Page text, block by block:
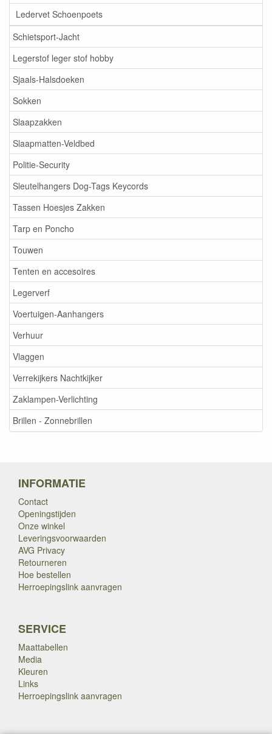
Ledervet Schoenpoets
Schietsport-Jacht
Legerstof leger stof hobby
Sjaals-Halsdoeken
Sokken
Slaapzakken
Slaapmatten-Veldbed
Politie-Security
Sleutelhangers Dog-Tags Keycords
Tassen Hoesjes Zakken
Tarp en Poncho
Touwen
Tenten en accesoires
Legerverf
Voertuigen-Aanhangers
Verhuur
Vlaggen
Verrekijkers Nachtkijker
Zaklampen-Verlichting
Brillen - Zonnebrillen
INFORMATIE
Contact
Openingstijden
Onze winkel
Leveringsvoorwaarden
AVG Privacy
Retourneren
Hoe bestellen
Herroepingslink aanvragen
SERVICE
Maattabellen
Media
Kleuren
Links
Herroepingslink aanvragen